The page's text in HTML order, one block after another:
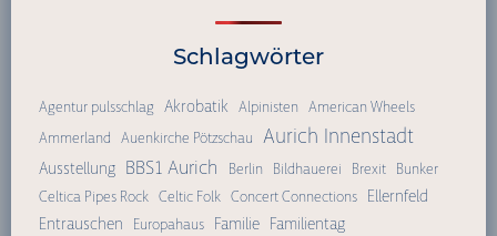
Schlagwörter
Agentur pulsschlag Akrobatik Alpinisten American Wheels
Ammerland Auenkirche Pötzschau Aurich Innenstadt
Ausstellung BBS1 Aurich Berlin Bildhauerei Brexit Bunker
Celtica Pipes Rock Celtic Folk Concert Connections Ellernfeld
Entrauschen
Europahaus Familie Familientag